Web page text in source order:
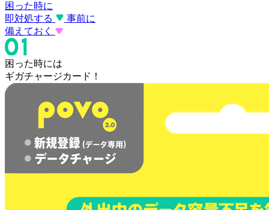
困った時に
即対処する
事前に
備えておく
困った時には
ギガチャージカード！